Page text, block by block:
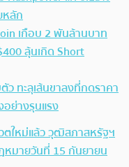
หลัก
เกือบ 2 พันล้านบาท
ลุ้นเกิด Short
ทะลุเส้นขาลงที่กดราคา
ย่างรุนแรง
ตใหม่แล้ว วุฒิสภาสหรัฐฯ
มายวันที่ 15 กันยายน